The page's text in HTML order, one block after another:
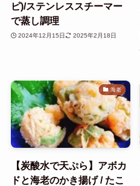
ピ)/ステンレススチーマー
で蒸し調理
2024年12月15日 2025年2月18日
海老
【炭酸水で天ぷら】アボカ
ドと海老のかき揚げ / たこ